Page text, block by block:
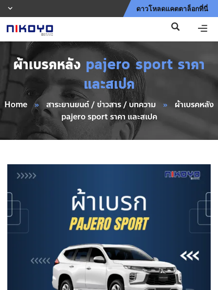
ดาวโหลดแคตตาล็อกที่นี่
ผ้าเบรคหลัง pajero sport ราคา
และสเปค
Home » สาระยานยนต์ / ข่าวสาร / บทความ »
ผ้าเบรคหลัง
pajero sport ราคา และสเปค